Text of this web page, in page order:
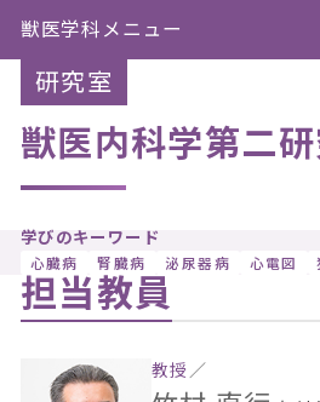
獣医学科メニュー
研究室
獣医内科学第二
学びのキーワード
心臓病 腎臓病 泌尿器病 心電図
担当教員
教授 ／